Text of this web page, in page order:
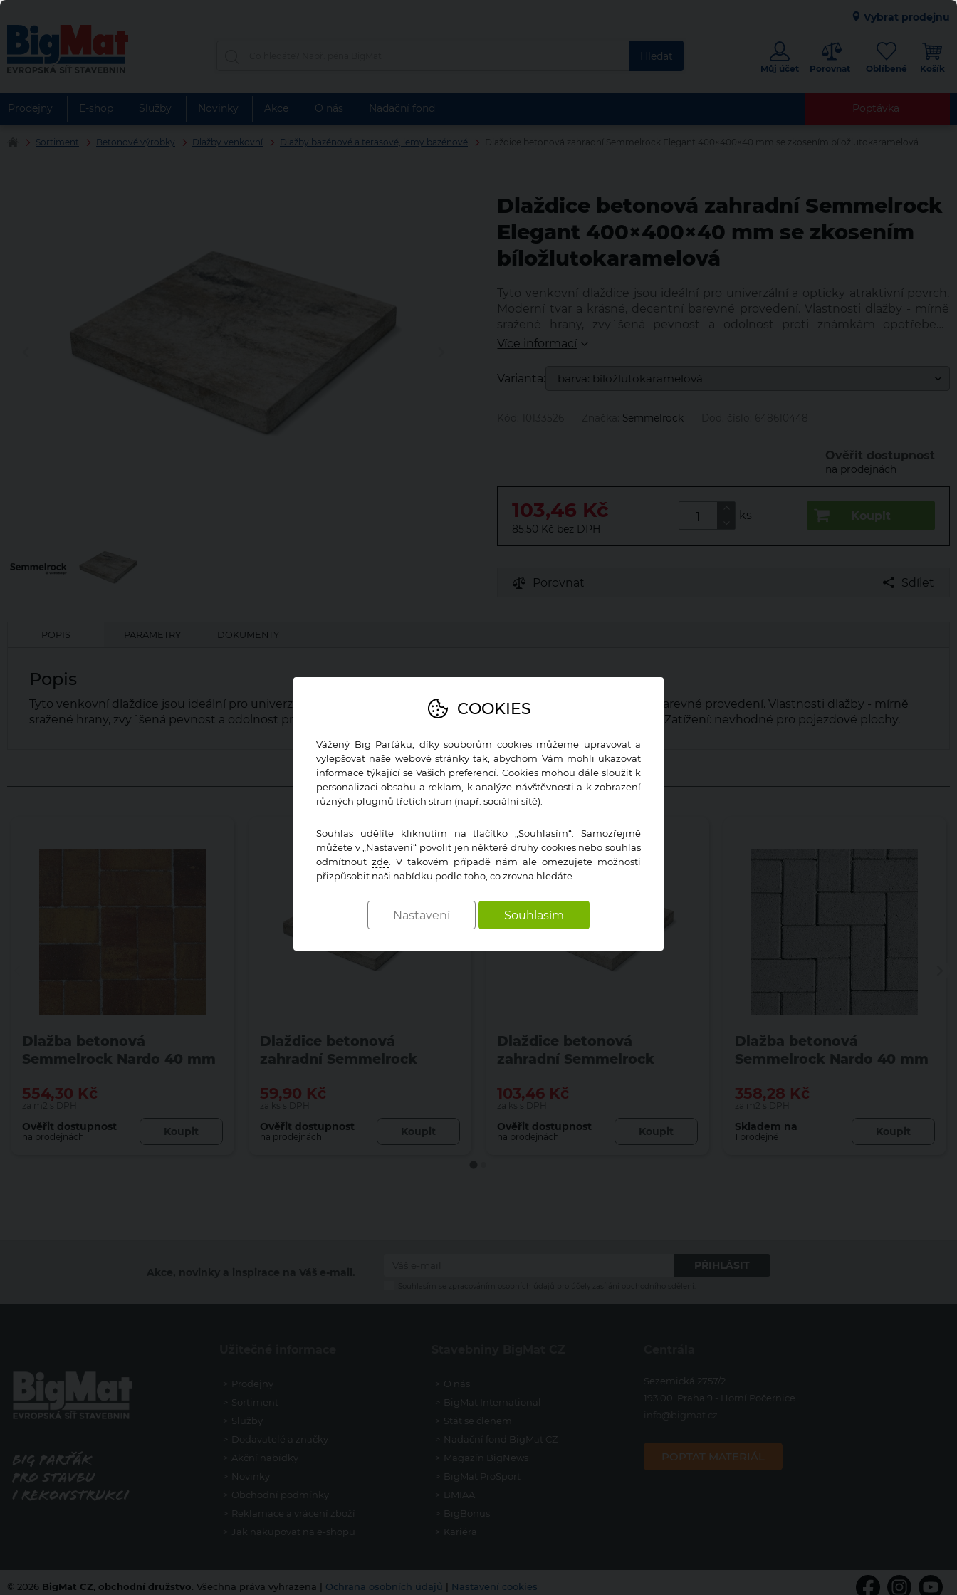
Dlaždice betonová zahradní Semmelrock
Elegant 400×400×40 mm se zkosením
bíložlutokaramelová
Tyto venkovní dlaždice jsou ideální pro univerzální a opticky atraktivní povrch.
Moderní tvar a krásné, decentní barevné provedení. Vlastnosti dlažby - mírně
sražené hrany, zvy´šená pevnost a odolnost proti známkám opotřebení,
odolnost proti skluzu, mrazuvzdornost. Zatížení: nevhodné pro pojezdové
Více informací
Varianta:
Semmelrock
Ověřit dostupnost
na prodejnách
103,46 Kč
85,50 Kč
ks
Porovnat
POPIS PARAMETRY DOKUMENTY
Popis
Tyto venkovní dlaždice jsou ideální pro univerzální a opticky atraktivní povrch. Moderní tvar a krásné, decentní barevné provedení. Vlastnosti dlažby - mírně
sražené hrany, zvy´šená pevnost a odolnost proti známkám opotřebení, odolnost proti skluzu, mrazuvzdornost. Zatížení: nevhodné pro pojezdové plochy.
MOHLO BY VÁS ZAJÍMAT
za m2 s DPH
Dlažba betonová
Semmelrock Nardo 40 mm
triomix podzim
554,30 Kč
Koupit
Ověřit dostupnost
na prodejnách
za ks s DPH
Dlaždice betonová
zahradní Semmelrock
se zkosením
bíložlutokaramelová
59,90 Kč
Koupit
Ověřit dostupnost
na prodejnách
za ks s DPH
Dlaždice betonová
zahradní Semmelrock
se zkosením bíločerná
103,46 Kč
Koupit
Ověřit dostupnost
na prodejnách
za m2 s DPH
Dlažba betonová
Semmelrock Nardo 40 mm
358,28 Kč
Koupit
Skladem na
1 prodejně
Vybrat prodejnu
Jihočeský kraj Jihomoravský kraj Karlovarský kraj
Kraj Vysočina Královéhradecký kraj Liberecký kraj Moravskoslezský kraj Olomoucký kraj
Pardubický kraj Plzeňský kraj Středočeský kraj Ústecký kraj Zlínský kraj
Hledat
Oblíbené
Můj účet
Sortiment Betonové výrobky Dlažby venkovní Dlažby bazénové a terasové, lemy bazénové Dlaždice betonová zahradní Semmelrock Elegant 400×400×40 mm se zkosením bíložlutokaramelová
Prodejny E-shop Služby Novinky Akce O nás Nadační fond Poptávka
Prodejny
Sortiment
Služby
Dodavatelé a značky
Akční nabídky
Novinky
Obchodní podmínky
Reklamace a vrácení zboží
Jak nakupovat na e-shopu
O nás
BigMat International
Stát se členem
Nadační fond BigMat CZ
Magazín BigNews
BigMat ProSport
BMIAA
BigBonus
Kariéra
Sezemická 2757/2
193 00 Praha 9 - Horní Počernice
© 2026 BigMat CZ, obchodní družstvo. Všechna práva vyhrazena | Ochrana osobních údajů | Nastavení cookies
COOKIES
Vážený Big Parťáku, díky souborům cookies můžeme upravovat a
vylepšovat naše webové stránky tak, abychom Vám mohli ukazovat
informace týkající se Vašich preferencí. Cookies mohou dále sloužit k
personalizaci obsahu a reklam, k analýze návštěvnosti a k zobrazení
různých pluginů třetích stran (např. sociální sítě).
Souhlas udělíte kliknutím na tlačítko „Souhlasím“. Samozřejmě
můžete v „Nastavení“ povolit jen některé druhy cookies nebo souhlas
odmítnout zde . V takovém případě nám ale omezujete možnosti
přizpůsobit naši nabídku podle toho, co zrovna hledáte
Nastavení Souhlasím